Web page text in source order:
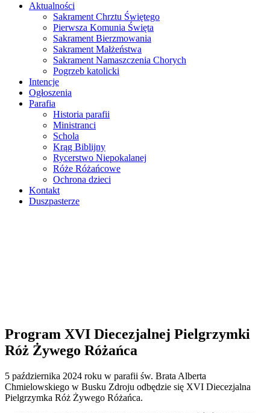
Aktualności
Sakrament Chrztu Świętego
Pierwsza Komunia Święta
Sakrament Bierzmowania
Sakrament Małżeństwa
Sakrament Namaszczenia Chorych
Pogrzeb katolicki
Intencje
Ogłoszenia
Parafia
Historia parafii
Ministranci
Schola
Krąg Biblijny
Rycerstwo Niepokalanej
Róże Różańcowe
Ochrona dzieci
Kontakt
Duszpasterze
Program XVI Diecezjalnej Pielgrzymki
Róż Żywego Różańca
5 października 2024 roku w parafii św. Brata Alberta
Chmielowskiego w Busku Zdroju odbędzie się XVI Diecezjalna
Pielgrzymka Róż Żywego Różańca.